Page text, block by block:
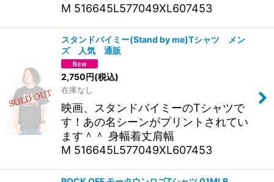
M 516645L577049XL607453
スタンドバイミー(Stand by me)Tシャツ メン
ズ 人気 通販
2,750円(税込)
在庫なし
映画、スタンドバイミーのTシャツで
す！あの名シーンがプリントされてい
ます＾＾ 身幅着丈肩幅
M 516645L577049XL607453